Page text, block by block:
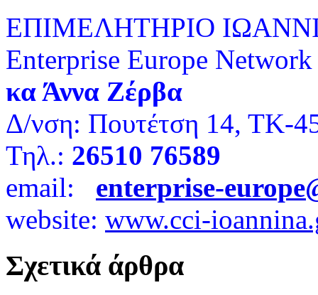
ΕΠΙΜΕΛΗΤΗΡΙΟ
Enterprise Europe
κα Άννα Ζέρβα
Δ/νση: Πουτέτση 14, ΤΚ-
Τηλ.: 26510 76589
email: enterprise-
website: www.cci-
Σχετικά άρθρα